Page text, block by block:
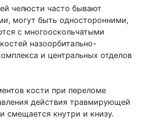
челюсти часто бывают
могут быть односторонними,
с многооскольчатыми
назоорбитально-
и центральных отделов
кости при переломе
действия травмирующей
смещается кнутри и книзу.